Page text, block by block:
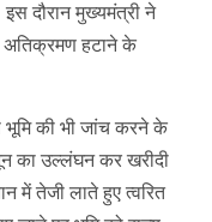
दौरान मुख्यमंत्री ने
अतिक्रमण हटाने के
भूमि की भी जांच करने के
का उल्लंघन कर खरीदी
में तेजी लाते हुए त्वरित